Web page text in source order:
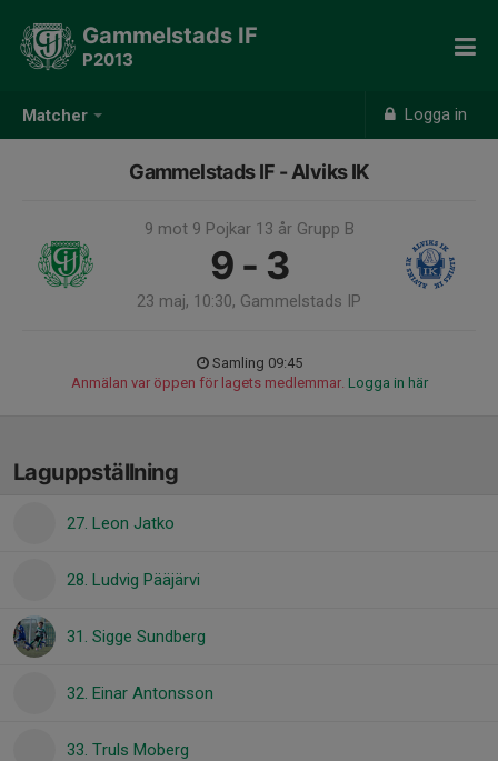
Matcher Logga in
Gammelstads IF
P2013
Gammelstads IF - Alviks IK
9 mot 9 Pojkar 13 år Grupp B
9 - 3
23 maj, 10:30, Gammelstads IP
Samling 09:45
Anmälan var öppen för lagets medlemmar. Logga in här
Laguppställning
27. Leon Jatko
28. Ludvig Pääjärvi
31. Sigge Sundberg
32. Einar Antonsson
33. Truls Moberg